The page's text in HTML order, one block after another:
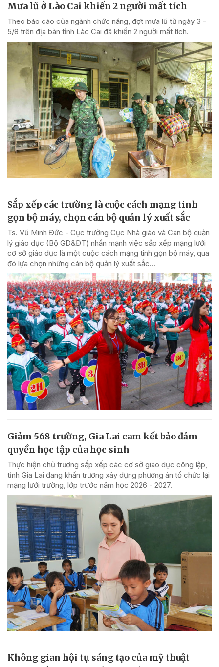
Mưa lũ ở Lào Cai khiến 2 người mất tích
Theo báo cáo của ngành chức năng, đợt mưa lũ từ ngày 3 -
5/8 trên địa bàn tỉnh Lào Cai đã khiến 2 người mất tích.
Sắp xếp các trường là cuộc cách mạng tinh
gọn bộ máy, chọn cán bộ quản lý xuất sắc
Ts. Vũ Minh Đức - Cục trưởng Cục Nhà giáo và Cán bộ quản
lý giáo dục (Bộ GD&ĐT) nhấn mạnh việc sắp xếp mạng lưới
cơ sở giáo dục là một cuộc cách mạng tinh gọn bộ máy, qua
đó lựa chọn những cán bộ quản lý xuất sắc...
Giảm 568 trường, Gia Lai cam kết bảo đảm
quyền học tập của học sinh
Thực hiện chủ trương sắp xếp các cơ sở giáo dục công lập,
tỉnh Gia Lai đang khẩn trương xây dựng phương án tổ chức lại
mạng lưới trường, lớp trước năm học 2026 - 2027.
Không gian hội tụ sáng tạo của mỹ thuật